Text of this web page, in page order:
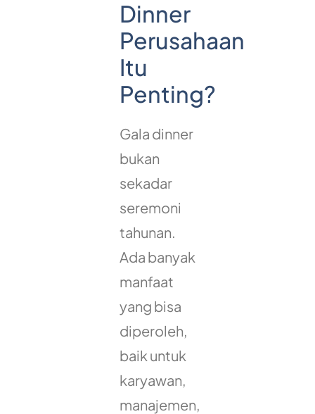
Dinner
Perusahaan
Itu
Penting?
Gala dinner
bukan
sekadar
seremoni
tahunan.
Ada banyak
manfaat
yang bisa
diperoleh,
baik untuk
karyawan,
manajemen,